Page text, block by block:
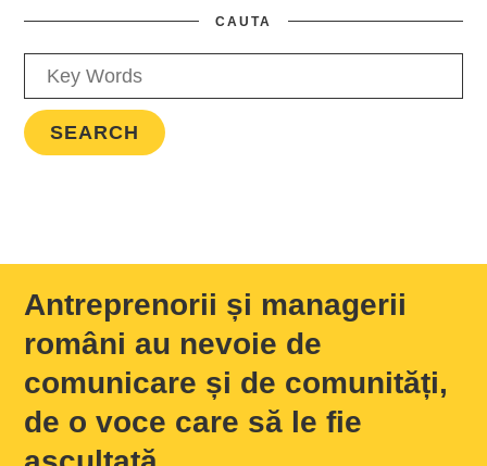
CAUTA
Antreprenorii și managerii
români au nevoie de
comunicare și de comunități,
de o voce care să le fie